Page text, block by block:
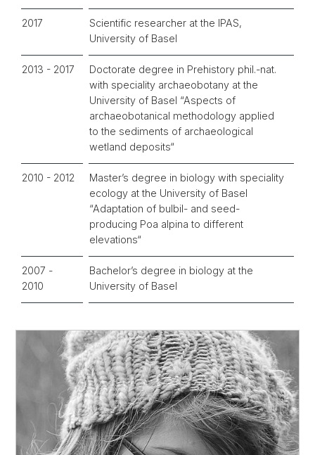
2017
Scientific researcher at the IPAS,
University of Basel
2013 - 2017
Doctorate degree in Prehistory phil.-nat.
with speciality archaeobotany at the
University of Basel “Aspects of
archaeobotanical methodology applied
to the sediments of archaeological
wetland deposits“
2010 - 2012
Master’s degree in biology with speciality
ecology at the University of Basel
“Adaptation of bulbil- and seed-
producing Poa alpina to different
elevations“
2007 -
2010
Bachelor’s degree in biology at the
University of Basel